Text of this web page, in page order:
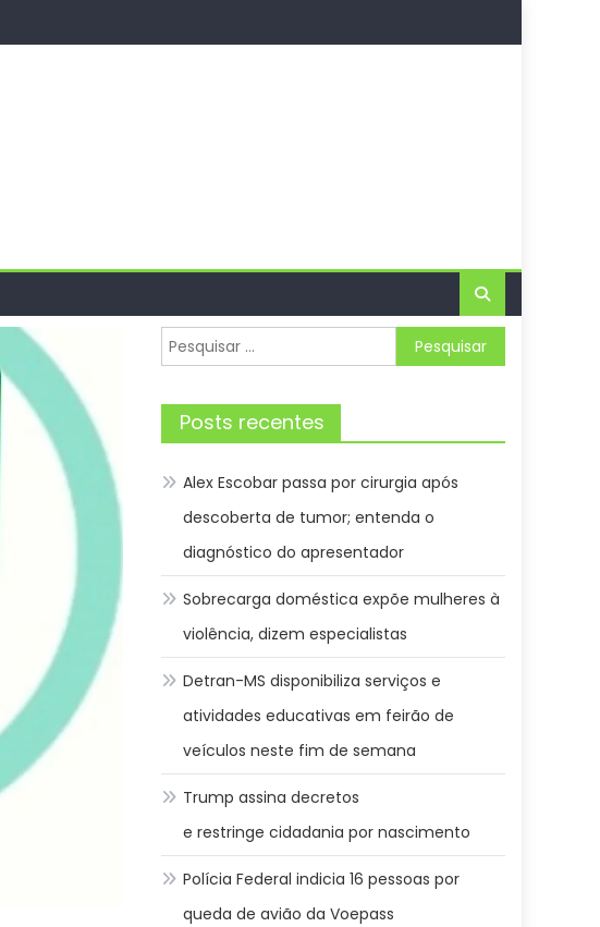
Pesquisar
por:
Posts recentes
Alex Escobar passa por cirurgia após
descoberta de tumor; entenda o
diagnóstico do apresentador
Sobrecarga doméstica expõe mulheres à
violência, dizem especialistas
Detran-MS disponibiliza serviços e
atividades educativas em feirão de
veículos neste fim de semana
Trump assina decretos
e restringe cidadania por nascimento
Polícia Federal indicia 16 pessoas por
queda de avião da Voepass